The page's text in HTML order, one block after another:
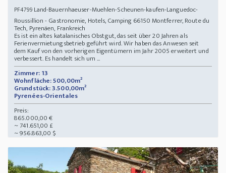
PF4799Land-Bauernhaeuser-Muehlen-Scheunen-kaufen-Languedoc-
Roussillion - Gastronomie, Hotels, Camping 66150 Montferrer, Route du
Tech, Pyrenäen, Frankreich
Es ist ein altes katalanisches Obstgut, das seit über 20 Jahren als
Ferienvermietungsbetrieb geführt wird. Wir haben das Anwesen seit
dem Kauf von den vorherigen Eigentümern im Jahr 2005 erweitert und
verbessert. Es handelt sich um ...
Zimmer: 13
Wohnfläche: 500,00m²
Grundstück: 3.500,00m²
Pyrenées-Orientales
Preis:
865.000,00 €
~ 741.651,00 £
~ 956.863,00 $